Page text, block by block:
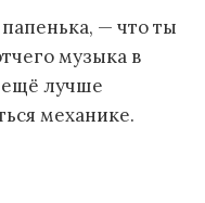
— что ты
музыка в
ещё лучше
механике.